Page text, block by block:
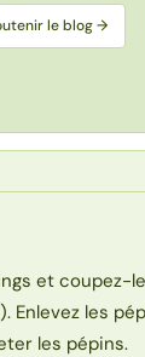
le blog →
et coupez-
Enlevez les
les pépins.